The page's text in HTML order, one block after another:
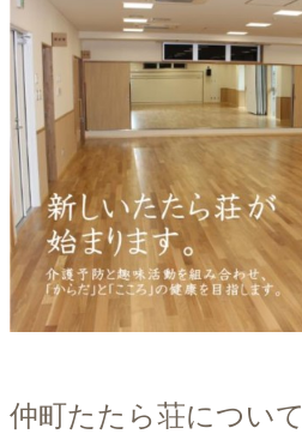
仲町たたら荘について